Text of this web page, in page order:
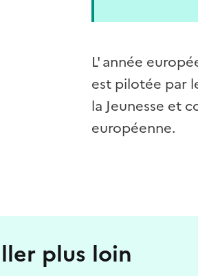
L' année
est pilotée par
la Jeunesse et
européenne.
plus loin